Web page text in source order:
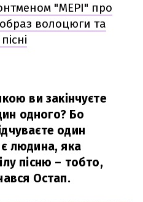
"МЕРІ" про
волоцюги та
ви закінчуєте
одного? Бо
один
людина, яка
пісню – тобто,
Остап.